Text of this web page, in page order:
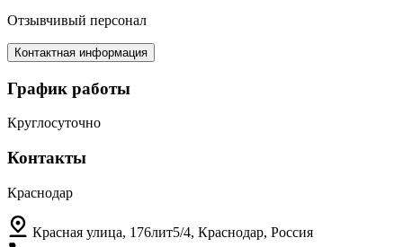
Отзывчивый персонал
Контактная информация
График работы
Круглосуточно
Контакты
Краснодар
Красная улица, 176лит5/4, Краснодар, Россия